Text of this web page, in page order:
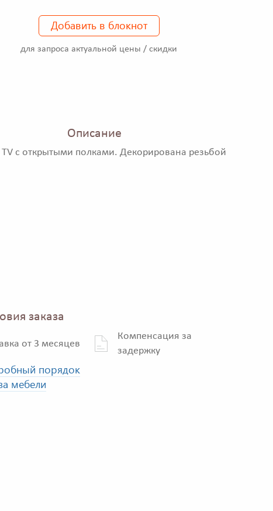
Добавить в блокнот
для запроса актуальной цены / скидки
Описание
с открытыми полками. Декорирована резьбой
заказа
от 3 месяцев
Компенсация за
задержку
порядок
мебели